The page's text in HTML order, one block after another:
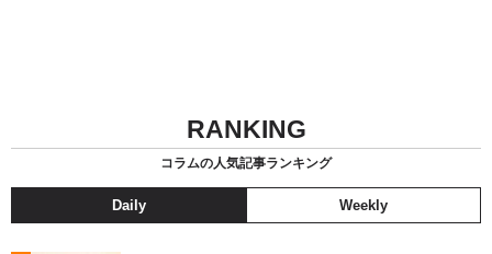
RANKING
コラムの人気記事ランキング
Daily Weekly